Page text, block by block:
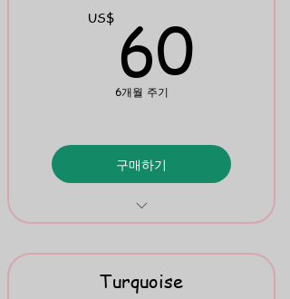
US$ 60
6개월 주기
구매하기
4 Phonics Drills
"Something Else"
Turquoise